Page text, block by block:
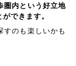
圏内という好立地
できます。
すのも楽しいかも